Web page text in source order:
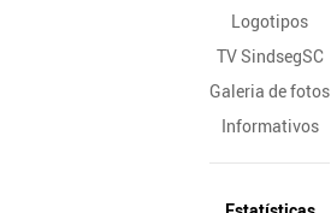
Logotipos
TV SindsegSC
Galeria de fotos
Informativos